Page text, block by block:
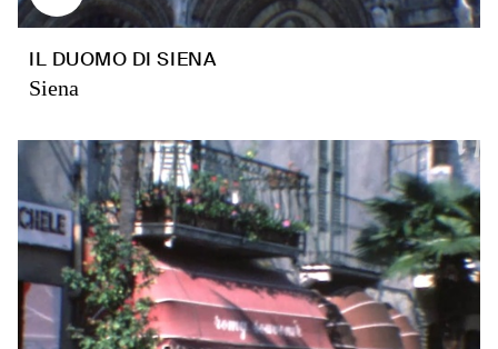
IL DUOMO DI SIENA
Siena